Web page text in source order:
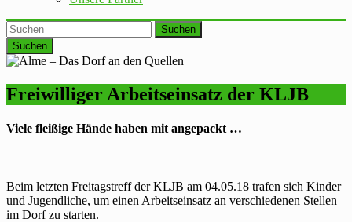
Suchen
Freiwilliger Arbeitseinsatz der KLJB
Viele fleißige Hände haben mit angepackt …
Beim letzten Freitagstreff der KLJB am 04.05.18 trafen sich Kinder
und Jugendliche, um einen Arbeitseinsatz an verschiedenen Stellen
im Dorf zu starten.